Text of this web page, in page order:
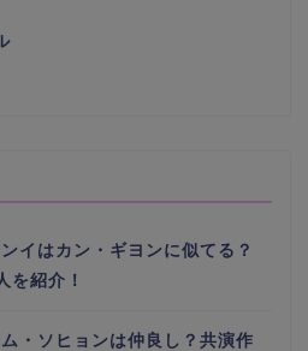
イはカン・ギヨンに似てる？
を紹介！
・ソヒョンは仲良し？共演作